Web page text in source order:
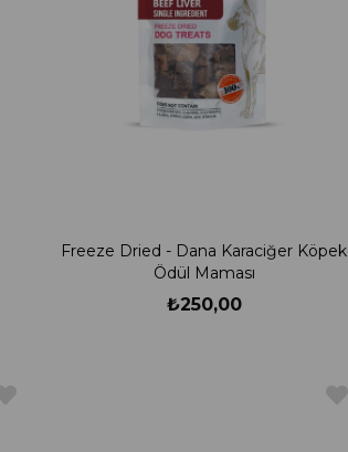
Freeze Dried - Dana Karaciğer Köpek
Ödül Maması
₺250,00